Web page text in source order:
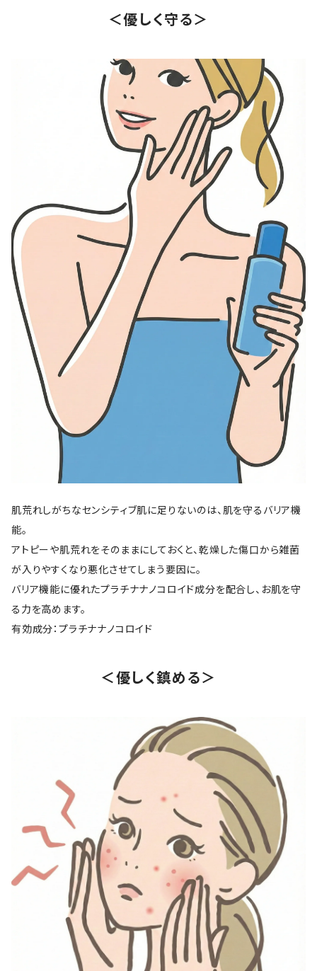
＜優しく守る＞
肌荒れしがちなセンシティブ肌に足りないのは、肌を守るバリア機
能。
アトピーや肌荒れをそのままにしておくと、乾燥した傷口から雑菌
が入りやすくなり悪化させてしまう要因に。
バリア機能に優れたプラチナナノコロイド成分を配合し、お肌を守
る力を高めます。
有効成分：プラチナナノコロイド
＜優しく鎮める＞